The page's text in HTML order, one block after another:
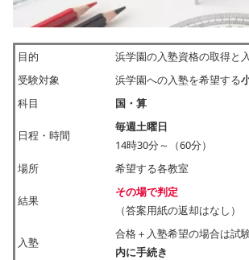
目的
浜学園の入塾資格の取得と
受験対象
浜学園への入塾を希望する
科目
国・算
日程・時間
毎週土曜日
14時30分～（60分）
場所
希望する各教室
結果
その場で判定
（答案用紙の返却はなし）
入塾
合格＋入塾希望の場合は試
内に手続き